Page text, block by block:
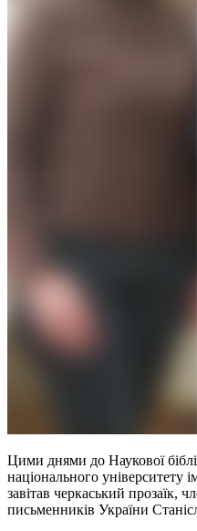
Цими днями до Наукової
національного університету
завітав черкаський прозаїк,
письменників України